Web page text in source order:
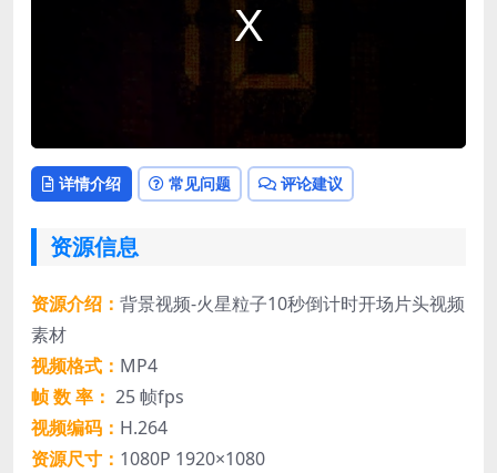
详情介绍 常见问题 评论建议
资源信息
资源介绍： 背景视频-火星粒子10秒倒计时开场片头视频
素材
视频格式： MP4
帧 数 率： 25 帧fps
视频编码： H.264
资源尺寸： 1080P 1920×1080